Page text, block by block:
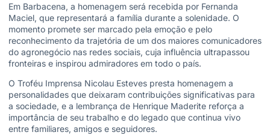
Em Barbacena, a homenagem será recebida por Fernanda
Maciel, que representará a família durante a solenidade. O
momento promete ser marcado pela emoção e pelo
reconhecimento da trajetória de um dos maiores comunicadores
do agronegócio nas redes sociais, cuja influência ultrapassou
fronteiras e inspirou admiradores em todo o país.
O Troféu Imprensa Nicolau Esteves presta homenagem a
personalidades que deixaram contribuições significativas para
a sociedade, e a lembrança de Henrique Maderite reforça a
importância de seu trabalho e do legado que continua vivo
entre familiares, amigos e seguidores.